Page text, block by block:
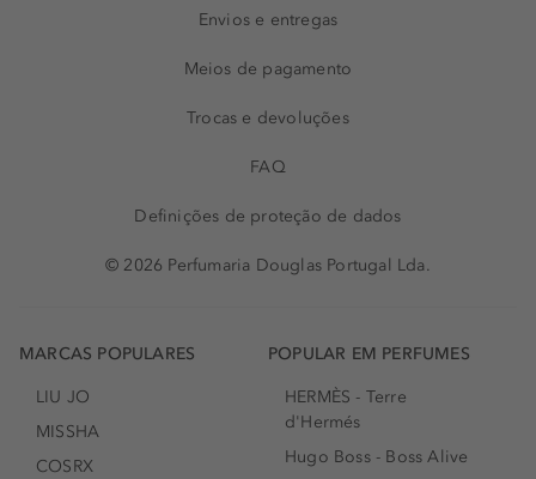
Envios e entregas
Meios de pagamento
Trocas e devoluções
FAQ
Definições de proteção de dados
© 2026 Perfumaria Douglas Portugal Lda.
MARCAS POPULARES
LIU JO
MISSHA
COSRX
POPULAR EM PERFUMES
HERMÈS - Terre
d'Hermés
Hugo Boss - Boss Alive